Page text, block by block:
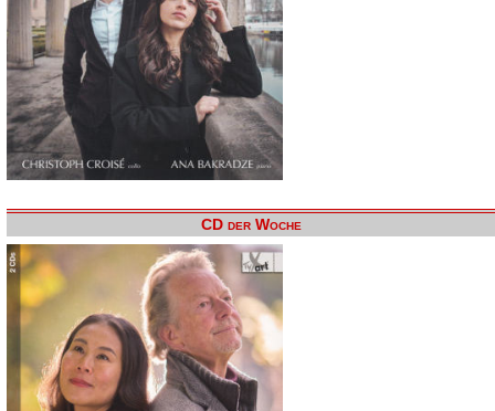
CD der Woche